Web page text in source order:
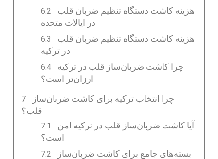
هزینه کاشت دستگاه تنظیم ضربان قلب
در ایالات متحده
هزینه کاشت دستگاه تنظیم ضربان قلب
در ترکیه
چرا کاشت ضربان‌ساز قلب در ترکیه
ارزان‌تر است؟
چرا انتخاب ترکیه برای کاشت ضربان‌ساز
قلب؟
آیا کاشت ضربان‌ساز قلب در ترکیه امن
است؟
بسته‌های جامع برای کاشت ضربان‌ساز